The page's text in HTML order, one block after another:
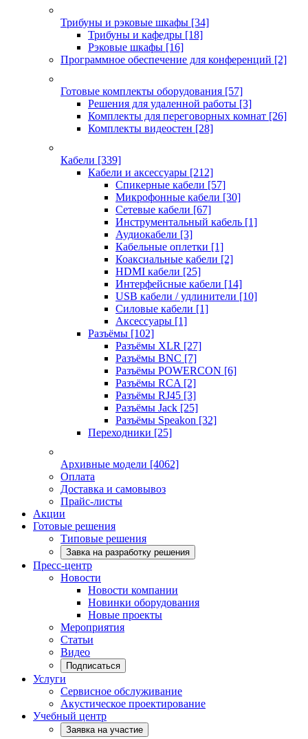
Трибуны и рэковые шкафы [34]
Трибуны и кафедры [18]
Рэковые шкафы [16]
Программное обеспечение для конференций [2]
Готовые комплекты оборудования [57]
Решения для удаленной работы [3]
Комплекты для переговорных комнат [26]
Комплекты видеостен [28]
Кабели [339]
Кабели и аксессуары [212]
Спикерные кабели [57]
Микрофонные кабели [30]
Сетевые кабели [67]
Инструментальный кабель [1]
Аудиокабели [3]
Кабельные оплетки [1]
Коаксиальные кабели [2]
HDMI кабели [25]
Интерфейсные кабели [14]
USB кабели / удлинители [10]
Силовые кабели [1]
Аксессуары [1]
Разъёмы [102]
Разъёмы XLR [27]
Разъёмы BNC [7]
Разъёмы POWERCON [6]
Разъёмы RCA [2]
Разъёмы RJ45 [3]
Разъёмы Jack [25]
Разъёмы Speakon [32]
Переходники [25]
Архивные модели [4062]
Оплата
Доставка и самовывоз
Прайс-листы
Акции
Готовые решения
Типовые решения
Завка на разработку решения
Пресс-центр
Новости
Новости компании
Новинки оборудования
Новые проекты
Мероприятия
Статьи
Видео
Подписаться
Услуги
Сервисное обслуживание
Акустическое проектирование
Учебный центр
Заявка на участие